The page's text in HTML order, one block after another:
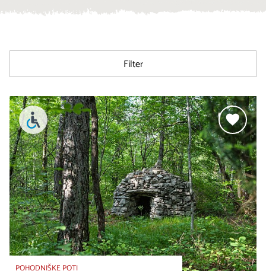
Filter
POHODNIŠKE POTI